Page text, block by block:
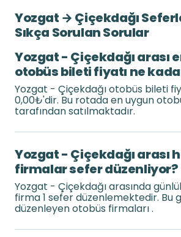
Yozgat → Çiçekdağı
Sıkça Sorulan Sorular
Yozgat - Çiçekdağı arası
otobüs bileti fiyatı ne
Yozgat - Çiçekdağı otobüs bileti
0,00₺'dir. Bu rotada en uygun
tarafından satılmaktadır.
Yozgat - Çiçekdağı arası
firmalar sefer düzenliyor?
Yozgat - Çiçekdağı arasında
firma 1 sefer düzenlemektedir. Bu
düzenleyen otobüs firmaları .